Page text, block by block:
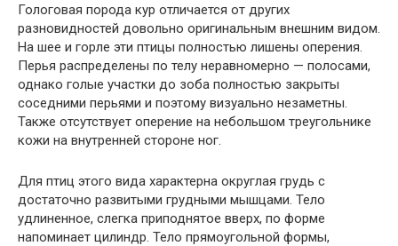
Гологовая порода кур отличается от других
разновидностей довольно оригинальным внешним видом.
На шее и горле эти птицы полностью лишены оперения.
Перья распределены по телу неравномерно — полосами,
однако голые участки до зоба полностью закрыты
соседними перьями и поэтому визуально незаметны.
Также отсутствует оперение на небольшом треугольнике
кожи на внутренней стороне ног.
Для птиц этого вида характерна округлая грудь с
достаточно развитыми грудными мышцами. Тело
удлиненное, слегка приподнятое вверх, по форме
напоминает цилиндр. Тело прямоугольной формы,